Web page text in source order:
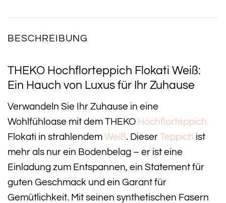
BESCHREIBUNG
THEKO Hochflorteppich Flokati Weiß:
Ein Hauch von Luxus für Ihr Zuhause
Verwandeln Sie Ihr Zuhause in eine
Wohlfühloase mit dem THEKO Hochflorteppich
Flokati in strahlendem Weiß. Dieser Teppich ist
mehr als nur ein Bodenbelag – er ist eine
Einladung zum Entspannen, ein Statement für
guten Geschmack und ein Garant für
Gemütlichkeit. Mit seinen synthetischen Fasern